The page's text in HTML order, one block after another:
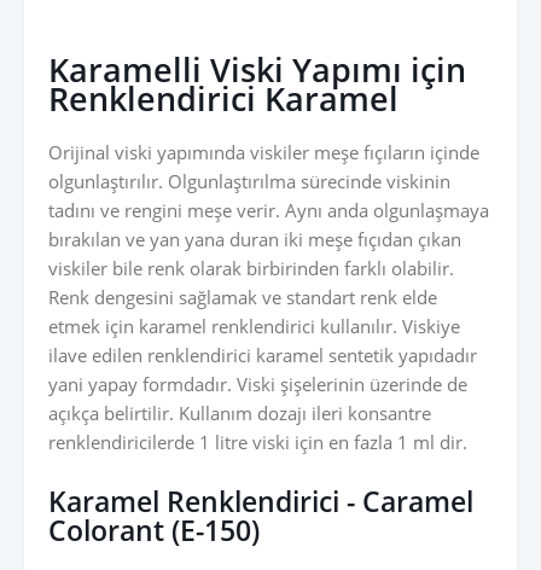
Karamelli Viski Yapımı için
Renklendirici Karamel
Orijinal viski yapımında viskiler meşe fıçıların içinde
olgunlaştırılır. Olgunlaştırılma sürecinde viskinin
tadını ve rengini meşe verir. Aynı anda olgunlaşmaya
bırakılan ve yan yana duran iki meşe fıçıdan çıkan
viskiler bile renk olarak birbirinden farklı olabilir.
Renk dengesini sağlamak ve standart renk elde
etmek için karamel renklendirici kullanılır. Viskiye
ilave edilen renklendirici karamel sentetik yapıdadır
yani yapay formdadır. Viski şişelerinin üzerinde de
açıkça belirtilir. Kullanım dozajı ileri konsantre
renklendiricilerde 1 litre viski için en fazla 1 ml dir.
Karamel Renklendirici - Caramel
Colorant (E-150)